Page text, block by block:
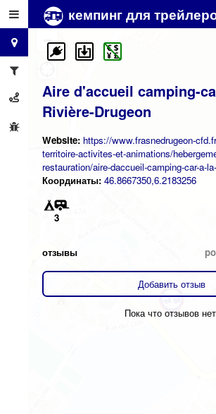
кемпинг для
Aire d'accueil camping-
Rivière-Drugeon
Website: https://www.frasnedrugeon-
territoire-activites-et-animations/
restauration/aire-daccueil-camping-car-a-
Координаты: 46.8667350,6.2183256
3
отзывы
Добавить отзыв
Пока что отзывов
+
−